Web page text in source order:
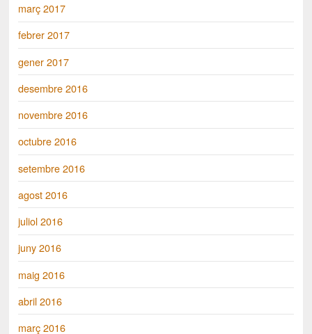
març 2017
febrer 2017
gener 2017
desembre 2016
novembre 2016
octubre 2016
setembre 2016
agost 2016
juliol 2016
juny 2016
maig 2016
abril 2016
març 2016